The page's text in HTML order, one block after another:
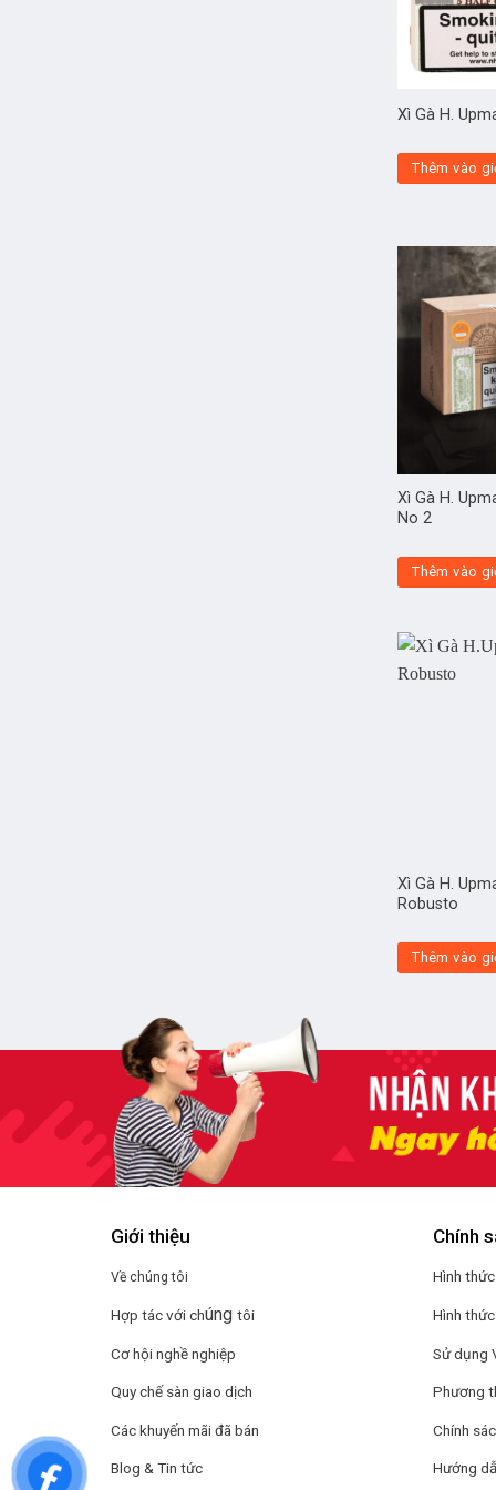
Xì Gà H.
Thêm vào
Xì Gà H.
No 2
Thêm vào
Xì Gà H.
Robusto
Thêm vào
Giới thiệu
Về chúng tôi
Hợp tác với chúngtôi
Cơ hội nghề nghiệp
Quy chế sàn giao dịch
Các khuyến mãi đã bán
Blog & Tin tức
Chính
Hình
Hình
Sử dụng
Phương
Chính
Hướng